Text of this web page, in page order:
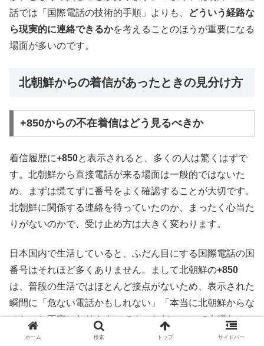
話では「国際電話の技術的手順」よりも、
どういう経路な
ら現実的に連絡できるかを考えることのほうが重要になる
場面が多いのです。
北朝鮮からの着信があったときの見分け方
+850からの不在着信はどう見るべきか
着信履歴に+850と表示されると、多くの人は驚くはずで
す。北朝鮮から直接電話が来る場面は一般的ではないた
め、まずは慌てずに番号をよく確認することが大切です。
北朝鮮に関係する連絡を待っていたのか、まったく心当た
りがないのかで、受け止め方は大きく変わります。
日本国内で生活していると、ふだん目にする国際電話の国
番号はそれほど多くありません。まして北朝鮮の+850
は、普段の生活ではほとんど接点がないため、表示された
瞬間に「危ない電話かもしれない」「本当に北朝鮮からな
のか」と不安になりやすいです。ただ、ここで大切なの
は、珍しい番号を見たからといって、すぐに危険と決めつ
ホーム 検索 トップ サイドバー